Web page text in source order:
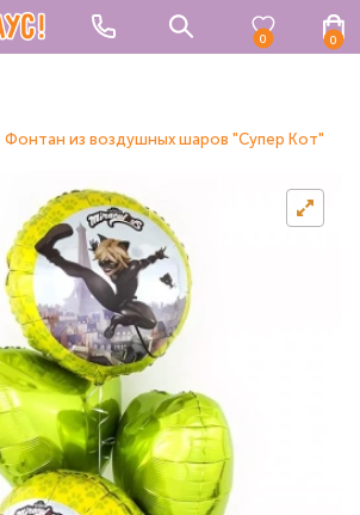
0 0
Фонтан из воздушных шаров "Супер Кот"